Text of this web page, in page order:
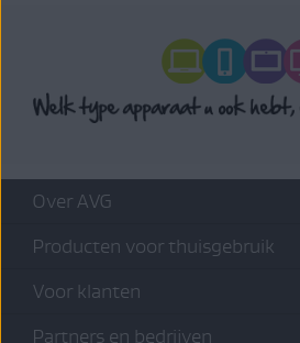
Over AVG
Producten voor thuisgebruik
Voor klanten
Partners en bedrijven